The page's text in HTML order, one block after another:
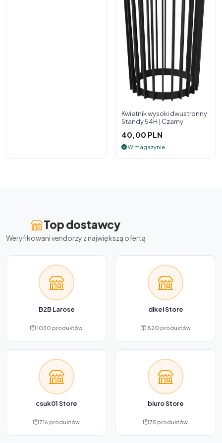
Kwietnik wysoki dwustronny
Standy 54H | Czarny
40,00 PLN
W magazynie
Top dostawcy
Weryfikowani vendorzy z największą ofertą
B2B Larose
1030 produktów
dikel Store
820 produktów
csuk01 Store
716 produktów
biuro Store
75 produktów